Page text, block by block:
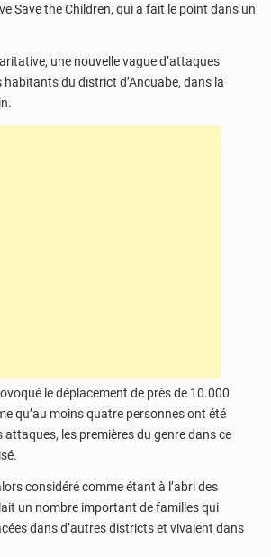
Save the Children, qui a fait le point dans un
une nouvelle vague d’attaques
du district d’Ancuabe, dans la
le déplacement de près de 10.000
qu’au moins quatre personnes ont été
attaques, les premières du genre dans ce
considéré comme étant à l’abri des
un nombre important de familles qui
dans d’autres districts et vivaient dans